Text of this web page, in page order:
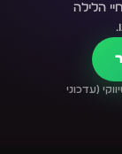
הלילה
(עדכוני